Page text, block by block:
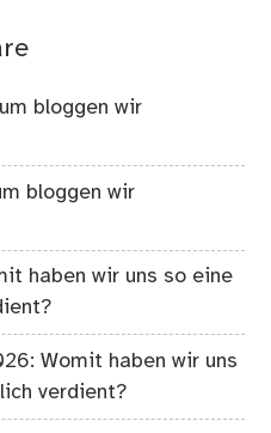
bloggen wir
bloggen wir
haben wir uns so eine
Womit haben wir uns
verdient?